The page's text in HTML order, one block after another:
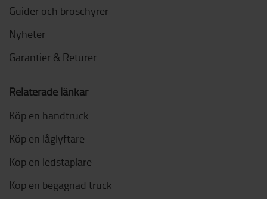
Guider och broschyrer
Nyheter
Garantier & Returer
Relaterade länkar
Köp en handtruck
Köp en låglyftare
Köp en ledstaplare
Köp en begagnad truck